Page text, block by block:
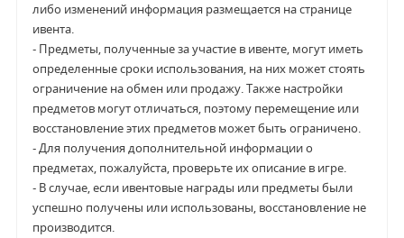
либо изменений информация размещается на странице
ивента.
- Предметы, полученные за участие в ивенте, могут иметь
определенные сроки использования, на них может стоять
ограничение на обмен или продажу. Также настройки
предметов могут отличаться, поэтому перемещение или
восстановление этих предметов может быть ограничено.
- Для получения дополнительной информации о
предметах, пожалуйста, проверьте их описание в игре.
- В случае, если ивентовые награды или предметы были
успешно получены или использованы, восстановление не
производится.